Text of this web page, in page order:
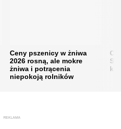
Ceny pszenicy w żniwa
2026 rosną, ale mokre
żniwa i potrącenia
niepokoją rolników
REKLAMA